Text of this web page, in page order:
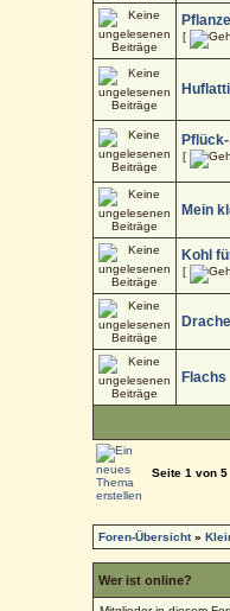
[
[
Mein
Kohl
[
Flachs
Seite1 von5
Foren-Übersicht»
Wer ist online?